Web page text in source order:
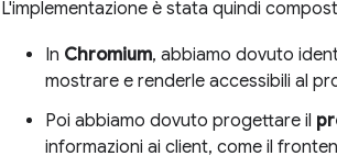
L'implementazione è stata quindi
In Chromium, abbiamo dovuto
mostrare e renderle accessibili al
Poi abbiamo dovuto progettare il
informazioni ai client, come il